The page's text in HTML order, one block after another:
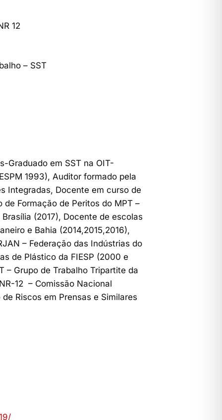
12
– SST
Graduado em SST na OIT-
1993), Auditor formado pela
Integradas, Docente em curso de
Formação de Peritos do MPT –
(2017), Docente de escolas
e Bahia (2014,2015,2016),
– Federação das Indústrias do
de Plástico da FIESP (2000 e
– Grupo de Trabalho Tripartite da
12 – Comissão Nacional
Riscos em Prensas e Similares